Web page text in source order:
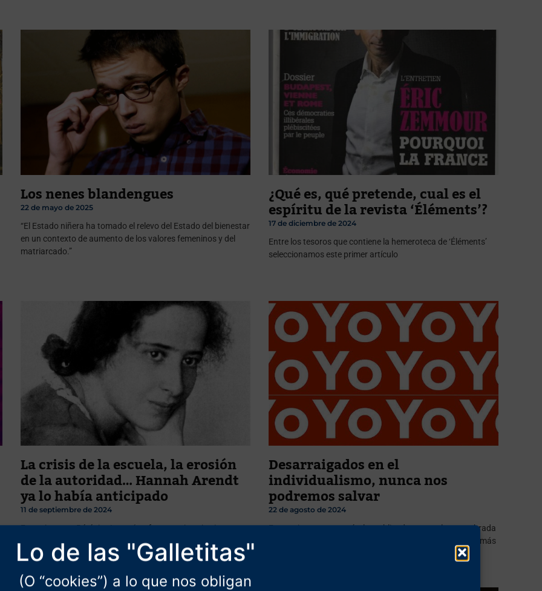
Lo de las "Galletitas"
(O “cookies”) a lo que nos obligan
Los nenes blandengues
22 de mayo de 2025
“El Estado niñera ha tomado el relevo del Estado del bienestar
en un contexto de aumento de los valores femeninos y del
matriarcado.”
¿Qué es, qué pretende, cual es el
espíritu de la revista ‘Éléments’?
17 de diciembre de 2024
Entre los tesoros que contiene la hemeroteca de ‘Éléments’
seleccionamos este primer artículo
La crisis de la escuela, la erosión
de la autoridad… Hannah Arendt
ya lo había anticipado
11 de septiembre de 2024
Entrevista con Bérénice Levet (profesora universitaria en
Francia) sobre nuestro mundo y la forma de entenderlo de
Hannah Arendt
Desarraigados en el
individualismo, nunca nos
podremos salvar
22 de agosto de 2024
En este importante artículo, publicado ayer en la renombrada
revista francesa «Valeurs Actuelles», Alain de Benoist va más